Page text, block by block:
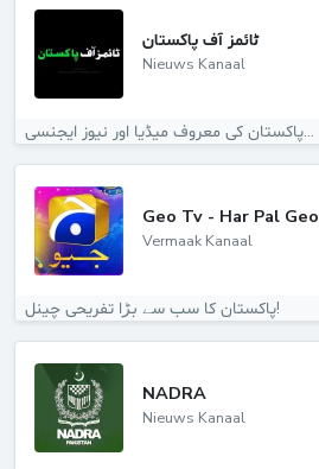
ٹائمز آف پاکستان
Nieuws Kanaal
پاکستان کی معروف میڈیا اور نیوز ایجنسی...
Geo Tv - Har Pal Geo
Vermaak Kanaal
پاکستان کا سب سے بڑا تفریحی چینل!
NADRA
Nieuws Kanaal